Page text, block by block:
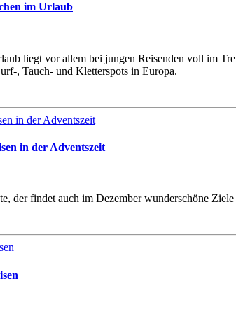
im Urlaub
liegt vor allem bei jungen Reisenden voll im
, Tauch- und Kletterspots in Europa.
in der Adventszeit
der findet auch im Dezember wunderschöne